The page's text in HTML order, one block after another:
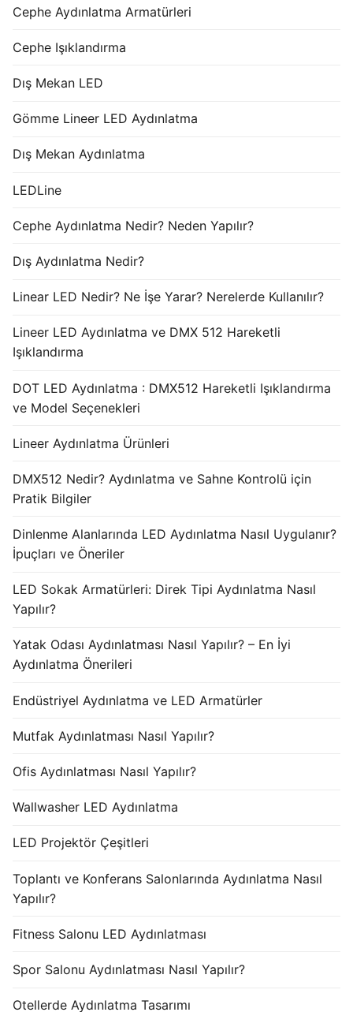
Cephe Aydınlatma Armatürleri
Cephe Işıklandırma
Dış Mekan LED
Gömme Lineer LED Aydınlatma
Dış Mekan Aydınlatma
LEDLine
Cephe Aydınlatma Nedir? Neden Yapılır?
Dış Aydınlatma Nedir?
Linear LED Nedir? Ne İşe Yarar? Nerelerde Kullanılır?
Lineer LED Aydınlatma ve DMX 512 Hareketli
Işıklandırma
DOT LED Aydınlatma : DMX512 Hareketli Işıklandırma
ve Model Seçenekleri
Lineer Aydınlatma Ürünleri
DMX512 Nedir? Aydınlatma ve Sahne Kontrolü için
Pratik Bilgiler
Dinlenme Alanlarında LED Aydınlatma Nasıl Uygulanır?
İpuçları ve Öneriler
LED Sokak Armatürleri: Direk Tipi Aydınlatma Nasıl
Yapılır?
Yatak Odası Aydınlatması Nasıl Yapılır? – En İyi
Aydınlatma Önerileri
Endüstriyel Aydınlatma ve LED Armatürler
Mutfak Aydınlatması Nasıl Yapılır?
Ofis Aydınlatması Nasıl Yapılır?
Wallwasher LED Aydınlatma
LED Projektör Çeşitleri
Toplantı ve Konferans Salonlarında Aydınlatma Nasıl
Yapılır?
Fitness Salonu LED Aydınlatması
Spor Salonu Aydınlatması Nasıl Yapılır?
Otellerde Aydınlatma Tasarımı